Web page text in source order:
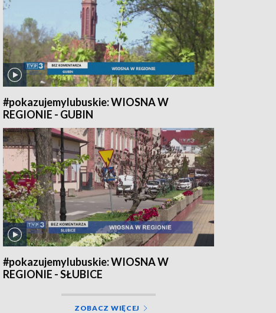
#pokazujemylubuskie: WIOSNA W
REGIONIE - GUBIN
#pokazujemylubuskie: WIOSNA W
REGIONIE - SŁUBICE
ZOBACZ WIĘCEJ